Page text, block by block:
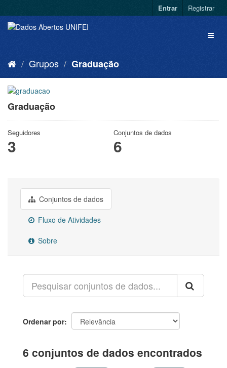
Entrar Registrar
Grupos Graduação
Graduação
Seguidores
3
Conjuntos de dados
6
Conjuntos de dados
Fluxo de Atividades
Sobre
Ordenar por
6 conjuntos de dados encontrados